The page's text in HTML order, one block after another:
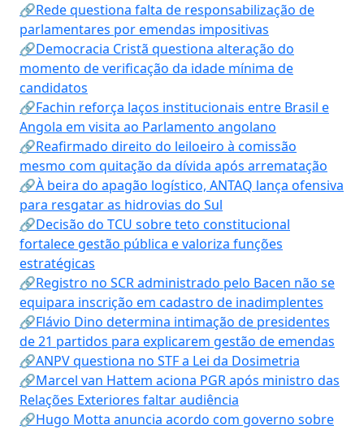
🔗Rede questiona falta de responsabilização de
parlamentares por emendas impositivas
🔗Democracia Cristã questiona alteração do
momento de verificação da idade mínima de
candidatos
🔗Fachin reforça laços institucionais entre Brasil e
Angola em visita ao Parlamento angolano
🔗Reafirmado direito do leiloeiro à comissão
mesmo com quitação da dívida após arrematação
🔗À beira do apagão logístico, ANTAQ lança ofensiva
para resgatar as hidrovias do Sul
🔗Decisão do TCU sobre teto constitucional
fortalece gestão pública e valoriza funções
estratégicas
🔗Registro no SCR administrado pelo Bacen não se
equipara inscrição em cadastro de inadimplentes
🔗Flávio Dino determina intimação de presidentes
de 21 partidos para explicarem gestão de emendas
🔗ANPV questiona no STF a Lei da Dosimetria
🔗Marcel van Hattem aciona PGR após ministro das
Relações Exteriores faltar audiência
🔗Hugo Motta anuncia acordo com governo sobre